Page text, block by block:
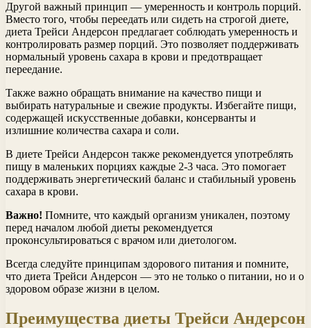
Другой важный принцип — умеренность и контроль порций.
Вместо того, чтобы переедать или сидеть на строгой диете,
диета Трейси Андерсон предлагает соблюдать умеренность и
контролировать размер порций. Это позволяет поддерживать
нормальный уровень сахара в крови и предотвращает
переедание.
Также важно обращать внимание на качество пищи и
выбирать натуральные и свежие продукты. Избегайте пищи,
содержащей искусственные добавки, консерванты и
излишние количества сахара и соли.
В диете Трейси Андерсон также рекомендуется употреблять
пищу в маленьких порциях каждые 2-3 часа. Это помогает
поддерживать энергетический баланс и стабильный уровень
сахара в крови.
Важно! Помните, что каждый организм уникален, поэтому
перед началом любой диеты рекомендуется
проконсультироваться с врачом или диетологом.
Всегда следуйте принципам здорового питания и помните,
что диета Трейси Андерсон — это не только о питании, но и о
здоровом образе жизни в целом.
Преимущества диеты Трейси Андерсон